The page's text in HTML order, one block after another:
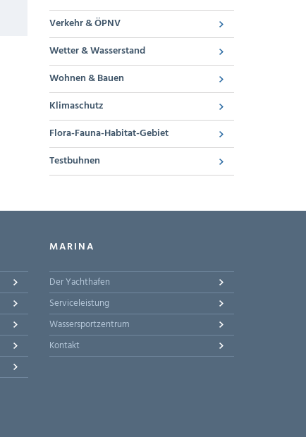
Verkehr & ÖPNV
Wetter & Wasserstand
Wohnen & Bauen
Klimaschutz
Flora-Fauna-Habitat-Gebiet
Testbuhnen
MARINA
Der Yachthafen
Serviceleistung
Wassersportzentrum
Kontakt